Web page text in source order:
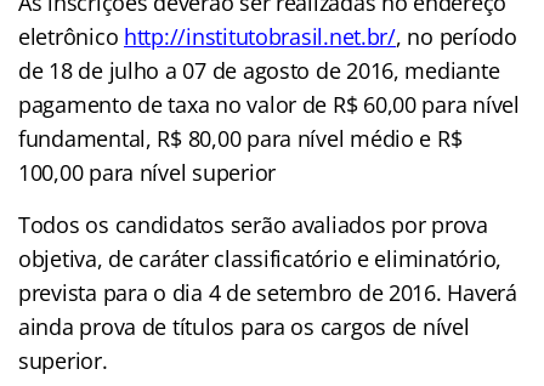
eletrônico http://institutobrasil.net.br/, no período
de 18 de julho a 07 de agosto de 2016, mediante
pagamento de taxa no valor de R$ 60,00 para nível
fundamental, R$ 80,00 para nível médio e R$
100,00 para nível superior
Todos os candidatos serão avaliados por prova
objetiva, de caráter classificatório e eliminatório,
prevista para o dia 4 de setembro de 2016. Haverá
ainda prova de títulos para os cargos de nível
superior.